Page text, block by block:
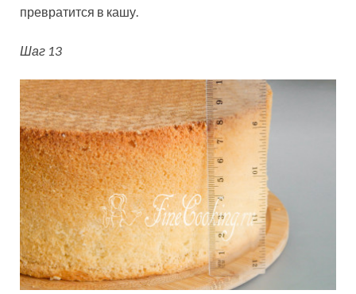
превратится в кашу.
Шаг 13